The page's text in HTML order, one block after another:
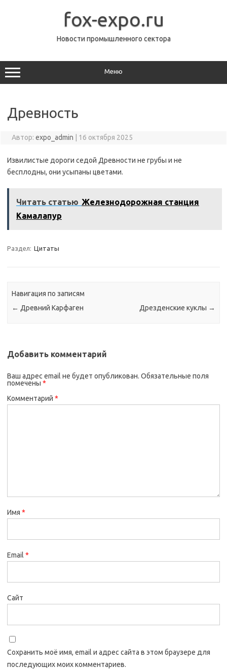
fox-expo.ru
Новости промышленного сектора
Меню
Древность
Автор: expo_admin 16 октября 2025
Извилистые дороги седой Древности не грубы и не
бесплодны, они усыпаны цветами.
Читать статью Железнодорожная станция
Камалапур
Раздел: Цитаты
Навигация по записям
← Древний Карфаген Дрезденские куклы →
Добавить комментарий
Ваш адрес email не будет опубликован. Обязательные поля
помечены *
Комментарий *
Имя *
Email *
Сайт
Сохранить моё имя, email и адрес сайта в этом браузере для
последующих моих комментариев.